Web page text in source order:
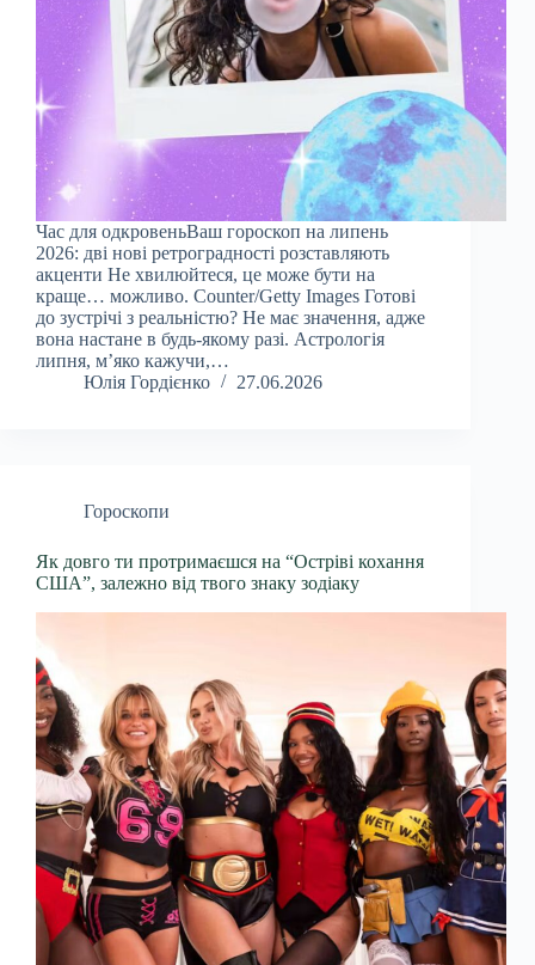
Час для одкровеньВаш гороскоп на липень
2026: дві нові ретроградності розставляють
акценти Не хвилюйтеся, це може бути на
краще… можливо. Counter/Getty Images Готові
до зустрічі з реальністю? Не має значення, адже
вона настане в будь-якому разі. Астрологія
липня, м’яко кажучи,…
Юлія Гордієнко
27.06.2026
Гороскопи
Як довго ти протримаєшся на “Остріві кохання
США”, залежно від твого знаку зодіаку